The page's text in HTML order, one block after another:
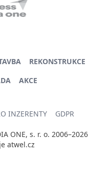
REKONSTRUKCE
AKCE
INZERENTY GDPR
ONE, s. r. o. 2006–2026